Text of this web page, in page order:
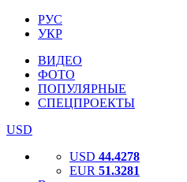
РУС
УКР
ВИДЕО
ФОТО
ПОПУЛЯРНЫЕ
СПЕЦПРОЕКТЫ
USD
USD 44.4278
EUR 51.3281